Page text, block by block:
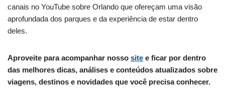
canais no YouTube sobre Orlando que ofereçam uma visão
aprofundada dos parques e da experiência de estar dentro
deles.
Aproveite para acompanhar nosso site e ficar por dentro
das melhores dicas, análises e conteúdos atualizados sobre
viagens, destinos e novidades que você precisa conhecer.